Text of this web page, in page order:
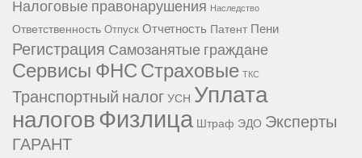
Налоговые правонарушения Наследство
Ответственность Отпуск Отчетность Патент Пени
Регистрация Самозанятые граждане
Сервисы ФНССтраховые ТКС
Транспортный налогУСН Уплата
налоговФизлица Штраф ЭДО Эксперты
ГАРАНТ